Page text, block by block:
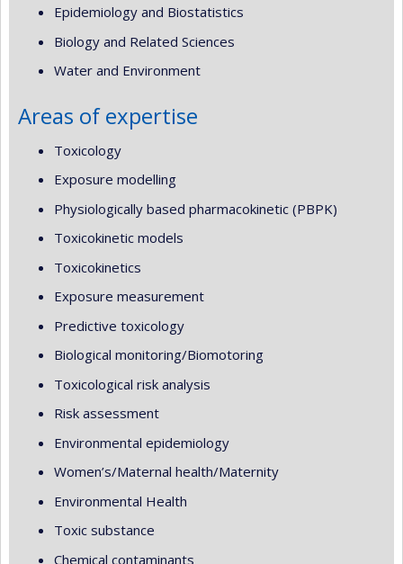
Epidemiology and Biostatistics
Biology and Related Sciences
Water and Environment
Areas of expertise
Toxicology
Exposure modelling
Physiologically based pharmacokinetic (PBPK)
Toxicokinetic models
Toxicokinetics
Exposure measurement
Predictive toxicology
Biological monitoring/Biomotoring
Toxicological risk analysis
Risk assessment
Environmental epidemiology
Women’s/Maternal health/Maternity
Environmental Health
Toxic substance
Chemical contaminants